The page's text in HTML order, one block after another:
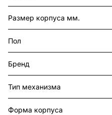
Размер корпуса мм.
Пол
Бренд
Тип механизма
Форма корпуса